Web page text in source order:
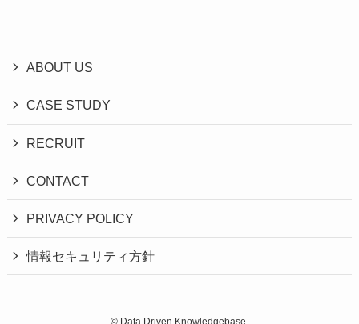
ABOUT US
CASE STUDY
RECRUIT
CONTACT
PRIVACY POLICY
情報セキュリティ方針
© Data Driven Knowledgebase.